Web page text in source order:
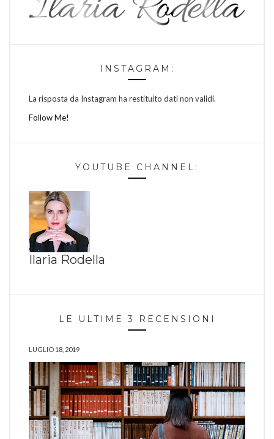
INSTAGRAM:
La risposta da Instagram ha restituito dati non validi.
Follow Me!
YOUTUBE CHANNEL:
Ilaria Rodella
LE ULTIME 3 RECENSIONI
LUGLIO 18, 2019